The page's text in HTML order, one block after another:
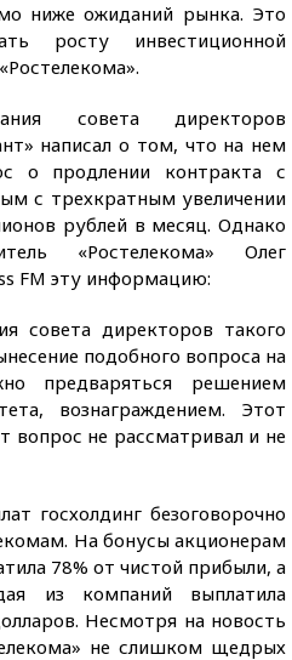
ниже ожиданий рынка. Это
росту инвестиционной
совета директоров
написал о том, что на нем
о продлении контракта с
с трехкратным увеличении
рублей в месяц. Однако
«Ростелекома» Олег
FM эту информацию:
совета директоров такого
подобного вопроса на
предваряться решением
вознаграждением. Этот
вопрос не рассматривал и не
госхолдинг безоговорочно
На бонусы акционерам
78% от чистой прибыли, а
из компаний выплатила
Несмотря на новость
не слишком щедрых